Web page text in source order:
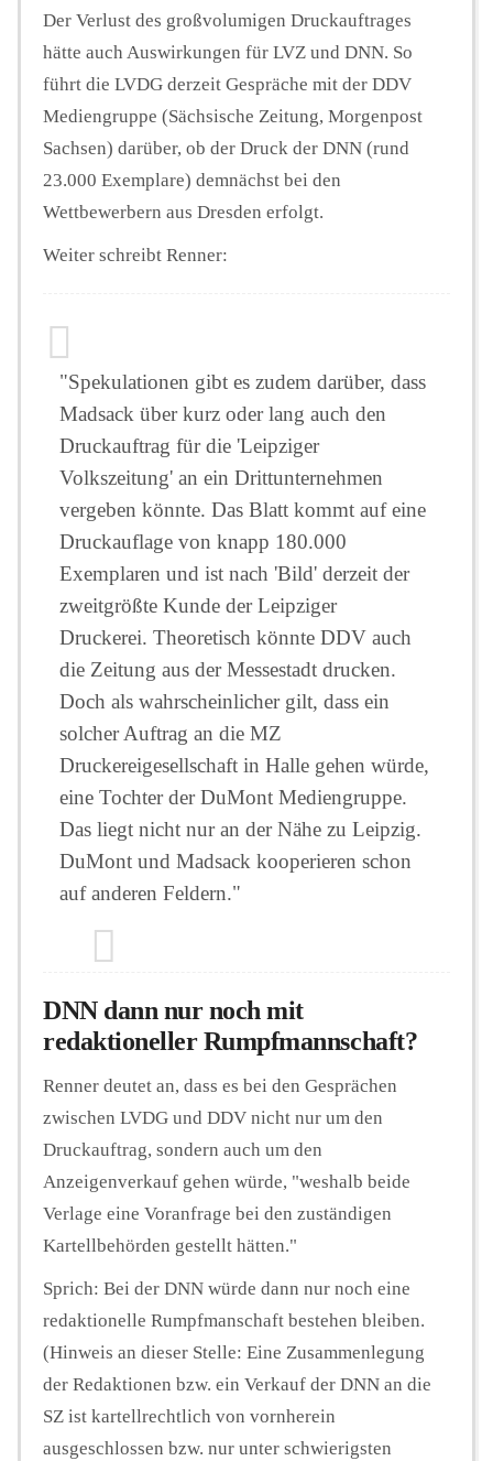
Der Verlust des großvolumigen Druckauftrages
hätte auch Auswirkungen für LVZ und DNN. So
führt die LVDG derzeit Gespräche mit der DDV
Mediengruppe (Sächsische Zeitung, Morgenpost
Sachsen) darüber, ob der Druck der DNN (rund
23.000 Exemplare) demnächst bei den
Wettbewerbern aus Dresden erfolgt.
Weiter schreibt Renner:
"Spekulationen gibt es zudem darüber, dass
Madsack über kurz oder lang auch den
Druckauftrag für die 'Leipziger
Volkszeitung' an ein Drittunternehmen
vergeben könnte. Das Blatt kommt auf eine
Druckauflage von knapp 180.000
Exemplaren und ist nach 'Bild' derzeit der
zweitgrößte Kunde der Leipziger
Druckerei. Theoretisch könnte DDV auch
die Zeitung aus der Messestadt drucken.
Doch als wahrscheinlicher gilt, dass ein
solcher Auftrag an die MZ
Druckereigesellschaft in Halle gehen würde,
eine Tochter der DuMont Mediengruppe.
Das liegt nicht nur an der Nähe zu Leipzig.
DuMont und Madsack kooperieren schon
auf anderen Feldern."
DNN dann nur noch mit
redaktioneller Rumpfmannschaft?
Renner deutet an, dass es bei den Gesprächen
zwischen LVDG und DDV nicht nur um den
Druckauftrag, sondern auch um den
Anzeigenverkauf gehen würde, "weshalb beide
Verlage eine Voranfrage bei den zuständigen
Kartellbehörden gestellt hätten."
Sprich: Bei der DNN würde dann nur noch eine
redaktionelle Rumpfmanschaft bestehen bleiben.
(Hinweis an dieser Stelle: Eine Zusammenlegung
der Redaktionen bzw. ein Verkauf der DNN an die
SZ ist kartellrechtlich von vornherein
ausgeschlossen bzw. nur unter schwierigsten